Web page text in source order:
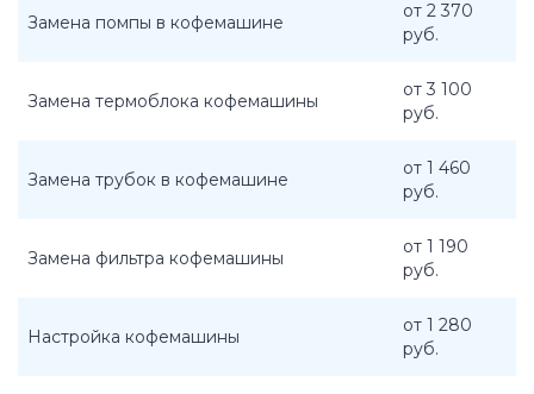
Замена помпы в кофемашине
от 2 370
руб.
Замена термоблока кофемашины
от 3 100
руб.
Замена трубок в кофемашине
от 1 460
руб.
Замена фильтра кофемашины
от 1 190
руб.
Настройка кофемашины
от 1 280
руб.